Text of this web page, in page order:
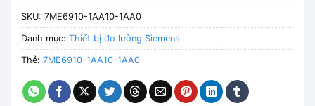
SKU: 7ME6910-1AA10-1AA0
Danh mục: Thiết bị đo lường Siemens
Thẻ: 7ME6910-1AA10-1AA0